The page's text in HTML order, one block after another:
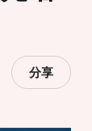
分享